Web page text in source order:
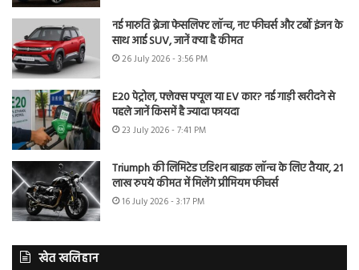
नई मारुति ब्रेजा फेसलिफ्ट लॉन्च, नए फीचर्स और टर्बो इंजन के
साथ आई SUV, जानें क्या है कीमत
26 July 2026 - 3:56 PM
E20 पेट्रोल, फ्लेक्स फ्यूल या EV कार? नई गाड़ी खरीदने से
पहले जानें किसमें है ज्यादा फायदा
23 July 2026 - 7:41 PM
Triumph की लिमिटेड एडिशन बाइक लॉन्च के लिए तैयार, 21
लाख रुपये कीमत में मिलेंगे प्रीमियम फीचर्स
16 July 2026 - 3:17 PM
खेत खलिहान